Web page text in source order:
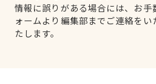
情報に誤りがある場合には、お手
ォームより編集部までご連絡を
たします。